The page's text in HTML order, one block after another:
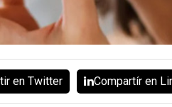
en Twitter Compartír en